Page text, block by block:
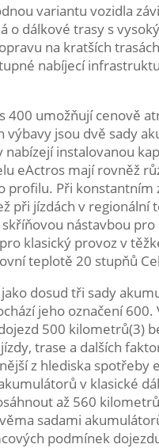
variantu vozidla
o dálkové trasy s
na kratších
nabíjecí
400 umožňují cenově
jsou dvě sady
instalovanou
eActros mají rovněž
profilu. Při konstantním
při jízdách v regionální
nástavbou
klasický provoz v
teplotě 20 stupňů
dosud tři sady
jeho označení
500 kilometrů(3)
trase a dalších
z hlediska spotřeby
v klasické
až 560
sadami
podmínek